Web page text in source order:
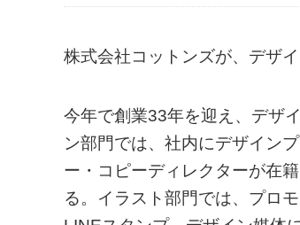
株式会社コットンズが、デザ
今年で創業33年を迎え、デザ
ン部門では、社内にデザイン
ー・コピーディレクターが在
る。イラスト部門では、プロ